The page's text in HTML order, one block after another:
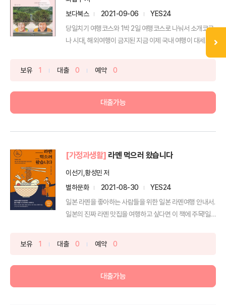
보다북스
2021-09-06
YES24
당일치기 여행코스와 1박 2일 여행코스로 나눠서 소개코로
나 시대, 해외여행이 금지된 지금 이제 국내 여행이 대세다.
보유 1 대출 0 예약 0
대출가능
[가정과생활] 라멘 먹으러 왔습니다
이선기,황성민 저
별하문화
2021-08-30
YES24
일본 라멘을 좋아하는 사람들을 위한 일본 라멘여행 안내서.
일본의 진짜 라멘 맛집을 여행하고 싶다면 이 책에 주목!일
보유 1 대출 0 예약 0
대출가능